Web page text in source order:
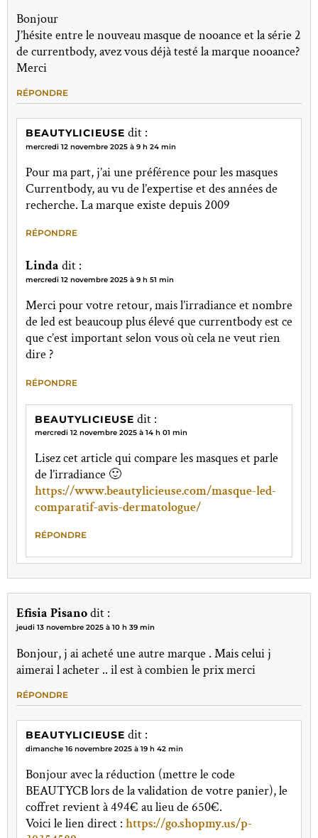
Bonjour
J’hésite entre le nouveau masque de nooance et la série 2
de currentbody, avez vous déjà testé la marque nooance?
Merci
RÉPONDRE
BEAUTYLICIEUSE dit :
mercredi 12 novembre 2025 à 9 h 24 min
Pour ma part, j’ai une préférence pour les masques
Currentbody, au vu de l’expertise et des années de
recherche. La marque existe depuis 2009
RÉPONDRE
Linda dit :
mercredi 12 novembre 2025 à 9 h 51 min
Merci pour votre retour, mais l’irradiance et nombre
de led est beaucoup plus élevé que currentbody est ce
que c’est important selon vous où cela ne veut rien
dire ?
RÉPONDRE
BEAUTYLICIEUSE dit :
mercredi 12 novembre 2025 à 14 h 01 min
Lisez cet article qui compare les masques et parle
de l’irradiance 🙂
https://www.beautylicieuse.com/masque-led-
comparatif-avis-dermatologue/
RÉPONDRE
Efisia Pisanodit :
jeudi 13 novembre 2025 à 10 h 39 min
Bonjour, j ai acheté une autre marque . Mais celui j
aimerai l acheter .. il est à combien le prix merci
RÉPONDRE
BEAUTYLICIEUSE dit :
dimanche 16 novembre 2025 à 19 h 42 min
Bonjour avec la réduction (mettre le code
BEAUTYCB lors de la validation de votre panier), le
coffret revient à 494€ au lieu de 650€.
Voici le lien direct : https://go.shopmy.us/p-